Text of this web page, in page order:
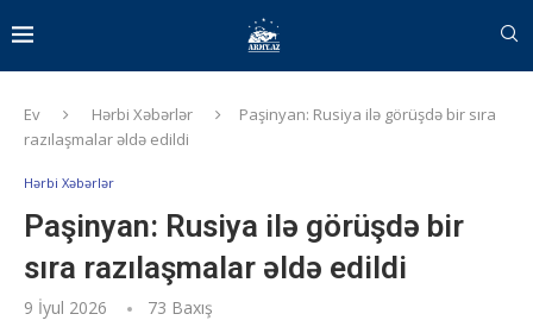
Ev Hərbi Xəbərlər
Paşinyan: Rusiya ilə görüşdə bir sıra
razılaşmalar əldə edildi
Hərbi Xəbərlər
Paşinyan: Rusiya ilə görüşdə bir
sıra razılaşmalar əldə edildi
9 İyul 2026 73 Baxış